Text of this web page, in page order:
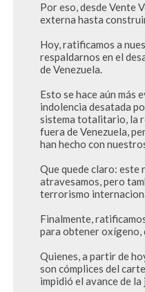
Por eso, desde Vente
externa hasta
Hoy, ratificamos a
respaldarnos en el
de Venezuela.
Esto se hace aún más
indolencia desatada
sistema totalitario, la
fuera de Venezuela,
han hecho con
Que quede claro: este
atravesamos, pero
terrorismo
Finalmente,
para obtener oxígeno,
Quienes, a partir de
son cómplices del
impidió el avance de